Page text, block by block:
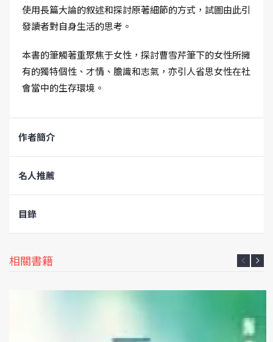
使用長篇大論的叙述和探討原著細節的方式，試圖由此引
發讀者對自身生活的思考。
本書的筆觸著重聚焦于女性，探討曹雪芹筆下的女性所擁
有的獨特個性、才情、膽識和志氣，亦引人省思女性在社
會當中的生存環境。
作者簡介
名人推薦
目錄
相關書籍